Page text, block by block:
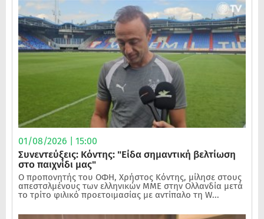
01/08/2026 | 15:00
Συνεντεύξεις: Κόντης: "Είδα σημαντική βελτίωση
στο παιχνίδι μας"
Ο προπονητής του ΟΦΗ, Χρήστος Κόντης, μίλησε στους
απεστσλμένους των ελληνικών ΜΜΕ στην Ολλανδία μετά
το τρίτο φιλικό προετοιμασίας με αντίπαλο τη W...